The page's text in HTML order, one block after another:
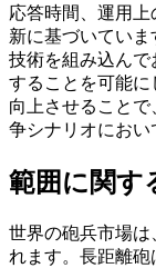
応答時間、運用
新に基づいてい
技術を組み込ん
することを可能
向上させること
争シナリオにおい
範囲に関す
世界の砲兵市場は
れます。長距離